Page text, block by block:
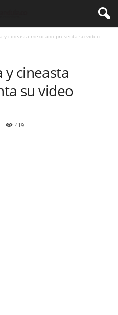
y cineasta mexicano presenta su video
y cineasta
su video
419